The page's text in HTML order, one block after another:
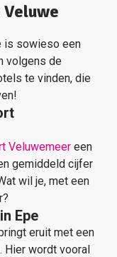
is sowieso een
volgens de
te vinden, die
Veluwemeer een
gemiddeld cijfer
wil je, met een
Epe
eruit met een
Hier wordt vooral